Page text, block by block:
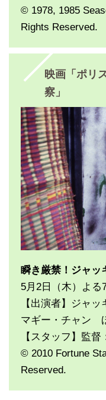
© 1978, 1985
Rights Reserved.
映画「ポリ
察」
瞬き厳禁！ジャッ
5月2日（木）よる
【出演者】ジャ
マギー・チャン
【スタッフ】監
© 2010 Fortune
Reserved.